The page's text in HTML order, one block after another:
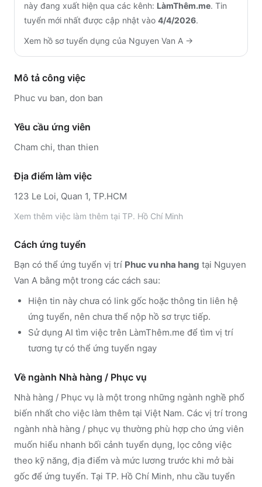
này đang xuất hiện qua các kênh: LàmThêm.me. Tin
tuyển mới nhất được cập nhật vào 4/4/2026.
Xem hồ sơ tuyển dụng của Nguyen Van A →
Mô tả công việc
Phuc vu ban, don ban
Yêu cầu ứng viên
Cham chi, than thien
Địa điểm làm việc
123 Le Loi, Quan 1, TP.HCM
Xem thêm việc làm thêm tại TP. Hồ Chí Minh
Cách ứng tuyển
Bạn có thể ứng tuyển vị trí Phuc vu nha hang tại Nguyen
Van A bằng một trong các cách sau:
Hiện tin này chưa có link gốc hoặc thông tin liên hệ
ứng tuyển, nên chưa thể nộp hồ sơ trực tiếp.
Sử dụng AI tìm việc trên LàmThêm.me để tìm vị trí
tương tự có thể ứng tuyển ngay
Về ngành Nhà hàng / Phục vụ
Nhà hàng / Phục vụ là một trong những ngành nghề phổ
biến nhất cho việc làm thêm tại Việt Nam. Các vị trí trong
ngành nhà hàng / phục vụ thường phù hợp cho ứng viên
muốn hiểu nhanh bối cảnh tuyển dụng, lọc công việc
theo kỹ năng, địa điểm và mức lương trước khi mở bài
gốc để ứng tuyển. Tại TP. Hồ Chí Minh, nhu cầu tuyển